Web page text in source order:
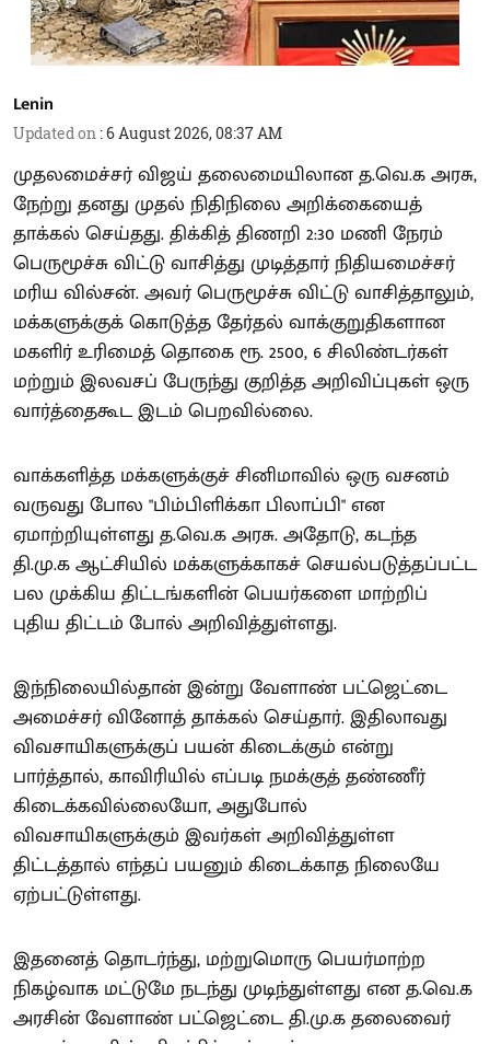
Lenin
Updated on :6 August 2026, 08:37 AM
முதலமைச்சர் விஜய் தலைமையிலான த.வெ.க அரசு,
நேற்று தனது முதல் நிதிநிலை அறிக்கையைத்
தாக்கல் செய்தது. திக்கித் திணறி 2:30 மணி நேரம்
பெருமூச்சு விட்டு வாசித்து முடித்தார் நிதியமைச்சர்
மரிய வில்சன். அவர் பெருமூச்சு விட்டு வாசித்தாலும்,
மக்களுக்குக் கொடுத்த தேர்தல் வாக்குறுதிகளான
மகளிர் உரிமைத் தொகை ரூ. 2500, 6 சிலிண்டர்கள்
மற்றும் இலவசப் பேருந்து குறித்த அறிவிப்புகள் ஒரு
வார்த்தைகூட இடம் பெறவில்லை.
வாக்களித்த மக்களுக்குச் சினிமாவில் ஒரு வசனம்
வருவது போல "பிம்பிளிக்கா பிலாப்பி" என
ஏமாற்றியுள்ளது த.வெ.க அரசு. அதோடு, கடந்த
தி.மு.க ஆட்சியில் மக்களுக்காகச் செயல்படுத்தப்பட்ட
பல முக்கிய திட்டங்களின் பெயர்களை மாற்றிப்
புதிய திட்டம் போல் அறிவித்துள்ளது.
இந்நிலையில்தான் இன்று வேளாண் பட்ஜெட்டை
அமைச்சர் வினோத் தாக்கல் செய்தார். இதிலாவது
விவசாயிகளுக்குப் பயன் கிடைக்கும் என்று
பார்த்தால், காவிரியில் எப்படி நமக்குத் தண்ணீர்
கிடைக்கவில்லையோ, அதுபோல்
விவசாயிகளுக்கும் இவர்கள் அறிவித்துள்ள
திட்டத்தால் எந்தப் பயனும் கிடைக்காத நிலையே
ஏற்பட்டுள்ளது.
இதனைத் தொடர்ந்து, மற்றுமொரு பெயர்மாற்ற
நிகழ்வாக மட்டுமே நடந்து முடிந்துள்ளது என த.வெ.க
அரசின் வேளாண் பட்ஜெட்டை தி.மு.க தலைவைர்